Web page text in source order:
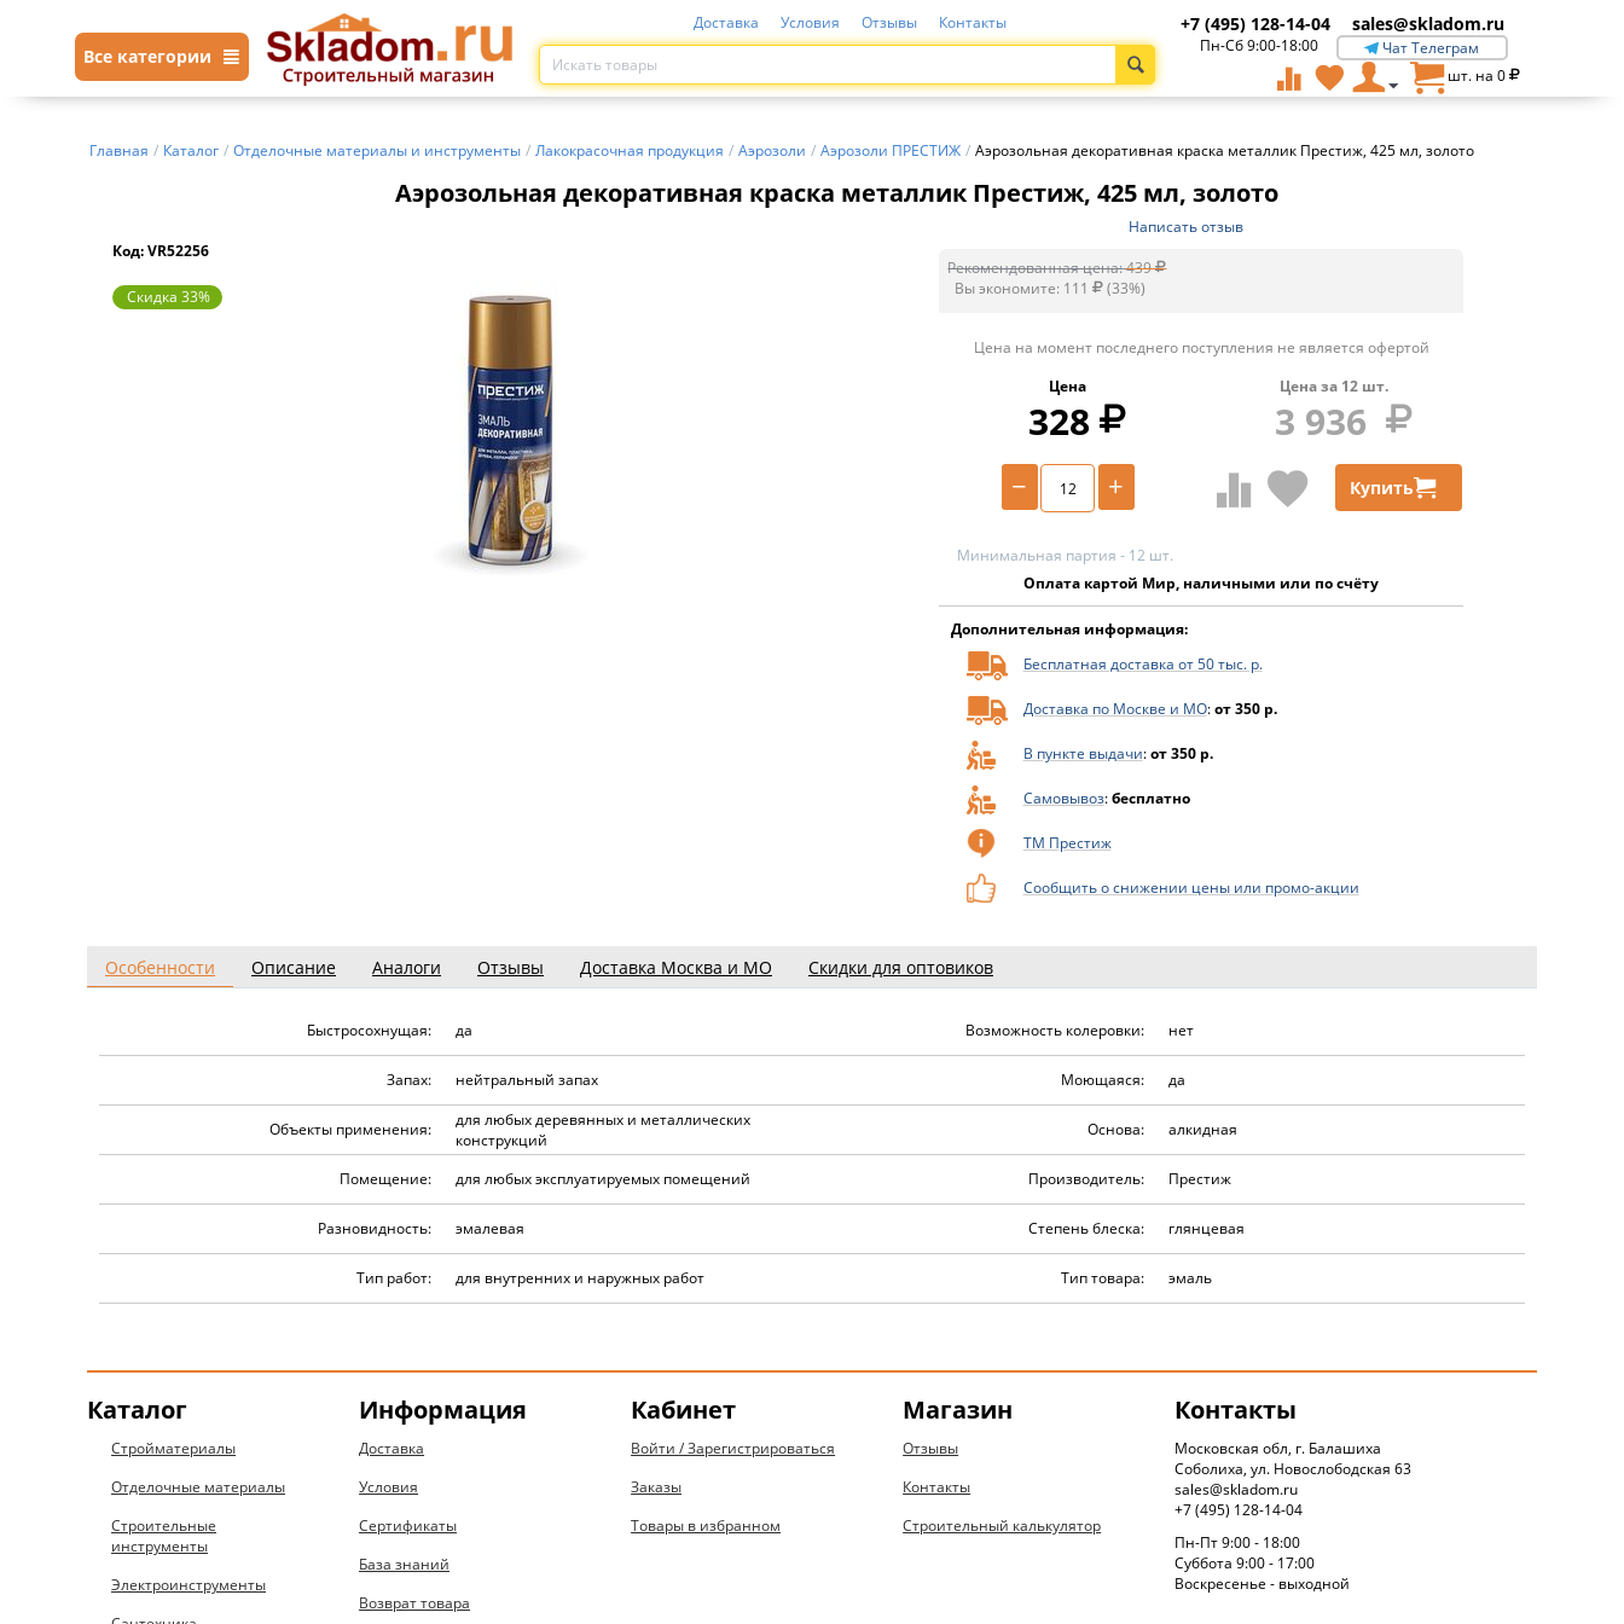
Все категории
Доставка Условия Отзывы Контакты +7 (495) 128-14-04 sales@skladom.ru
Пн-Сб 9:00-18:00
Чат Телеграм
шт. на 0
Главная / Каталог / Отделочные материалы и инструменты / Лакокрасочная продукция / Аэрозоли / Аэрозоли ПРЕСТИЖ / Аэрозольная декоративная краска металлик Престиж, 425 мл, золото
Аэрозольная декоративная краска металлик Престиж, 425 мл, золото
Код: VR52256
Скидка 33%
Написать отзыв
Рекомендованная цена:439
Вы экономите: 111 (33%)
Цена на момент последнего поступления не является офертой
Цена
328
Цена за 12шт.
3 936
+
− Купить
Минимальная партия - 12 шт.
Оплата картой Мир, наличными или по счёту
Дополнительная информация:
Бесплатная доставка от 50 тыс. р.
Доставка по Москве и МО:от 350 р.
В пункте выдачи:от 350 р.
Самовывоз:бесплатно
ТМ Престиж
Сообщить о снижении цены или промо-акции
Особенности Описание Аналоги Отзывы Доставка Москва и МО Скидки для оптовиков
Быстросохнущая: да Возможность колеровки: нет
Запах: нейтральный запах Моющаяся: да
Объекты применения:
для любых деревянных и металлических
конструкций
Основа: алкидная
Помещение: для любых эксплуатируемых помещений Производитель: Престиж
Разновидность: эмалевая Степень блеска: глянцевая
Тип работ: для внутренних и наружных работ Тип товара: эмаль
Каталог
Стройматериалы
Отделочные материалы
Строительные
инструменты
Электроинструменты
Информация
Доставка
Условия
Сертификаты
База знаний
Возврат товара
Кабинет
Войти / Зарегистрироваться
Заказы
Товары в избранном
Магазин
Отзывы
Контакты
Строительный калькулятор
Контакты
Московская обл, г. Балашиха
Соболиха, ул. Новослободская 63
sales@skladom.ru
+7 (495) 128-14-04
Пн-Пт 9:00 - 18:00
Суббота 9:00 - 17:00
Воскресенье - выходной